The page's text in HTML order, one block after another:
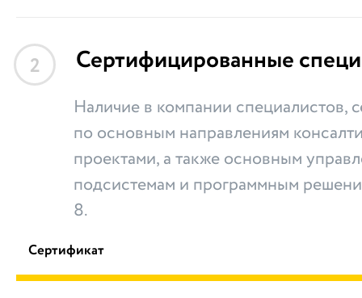
2 Сертифицированные
Наличие в компании специалистов,
по основным направлениям
проектами, а также основным
подсистемам и программным
8.
Сертификат